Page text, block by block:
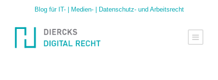
Blog für IT- | Medien- | Datenschutz- und Arbeitsrecht